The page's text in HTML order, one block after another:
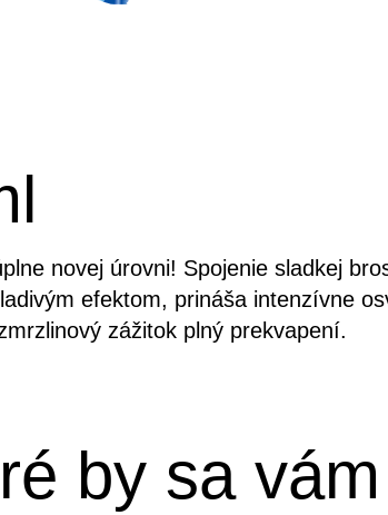
novej úrovni! Spojenie sladkej
efektom, prináša intenzívne
zážitok plný prekvapení.
by sa